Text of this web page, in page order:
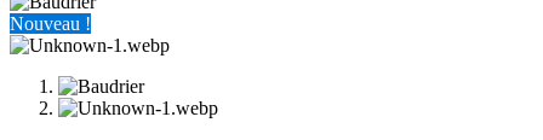
Nouveau !